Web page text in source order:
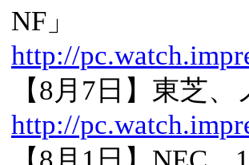
NF」
http://
【8月7日】東芝
http://